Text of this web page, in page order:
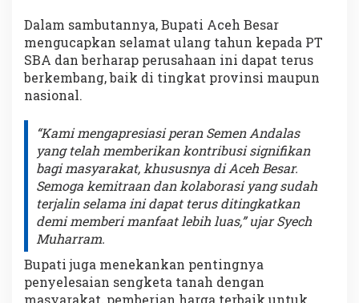
Dalam sambutannya, Bupati Aceh Besar
mengucapkan selamat ulang tahun kepada PT
SBA dan berharap perusahaan ini dapat terus
berkembang, baik di tingkat provinsi maupun
nasional.
“Kami mengapresiasi peran Semen Andalas
yang telah memberikan kontribusi signifikan
bagi masyarakat, khususnya di Aceh Besar.
Semoga kemitraan dan kolaborasi yang sudah
terjalin selama ini dapat terus ditingkatkan
demi memberi manfaat lebih luas,” ujar Syech
Muharram.
Bupati juga menekankan pentingnya
penyelesaian sengketa tanah dengan
masyarakat, pemberian harga terbaik untuk